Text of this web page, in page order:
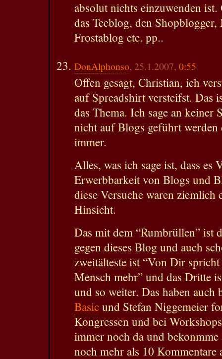
absolut nichts einzuwenden
das Teeblog, den
Frostablog etc. pp..
DonAlphonso, 25.1.2007, 0:55
Offen gesagt, Christian, ich
auf Spreadshirt versteifst. Das
das Thema. Ich sage an keiner
nicht auf Blogs geführt werden
immer.
Alles, was ich sage ist, dass es
Erwerbbarkeit von Blogs und
diese Versuche waren
Hinsicht.
Das mit dem “Rumbrüllen” ist
gegen dieses Blog und auch
zweitälteste ist “Von Dir
Mensch mehr” und das Dritte
und so weiter. Das haben
Basic und Stefan Niggemeier
Kongressen und bei
immer noch da und
noch mehr als 10 Kommentare